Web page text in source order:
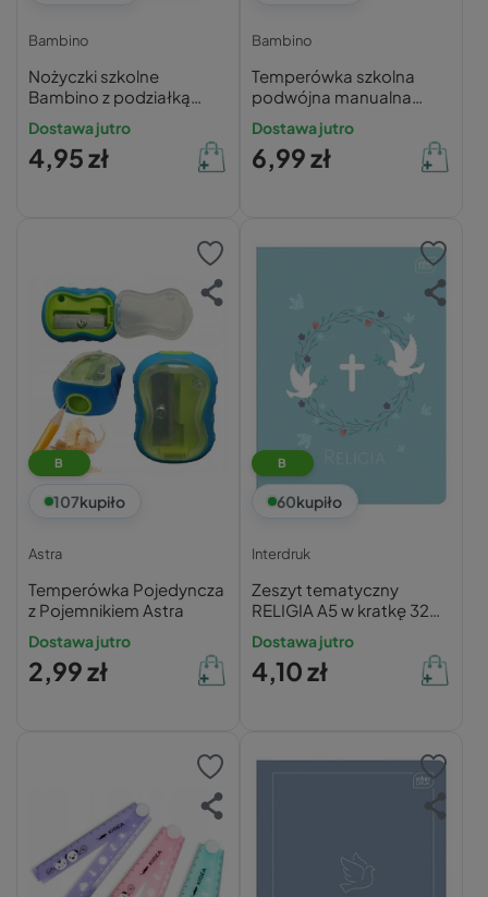
Dobry wybór dla dzieci:
Uniwersalne użycie:
Bambino
Nożyczki szkolne
Bambino z podziałką
bezpieczne
Dostawa jutro
4,95 zł
Bambino
Temperówka szkolna
podwójna manualna
Bambino
Dostawa jutro
6,99 zł
B
107kupiło
Astra
Temperówka Pojedyncza
z Pojemnikiem Astra
Dostawa jutro
2,99 zł
B
60kupiło
Interdruk
Zeszyt tematyczny
RELIGIA A5 w kratkę 32
kartki INTERDRUK 70g
Dostawa jutro
4,10 zł